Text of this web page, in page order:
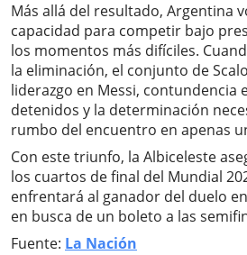
Más allá del resultado, Argentina
capacidad para competir bajo
los momentos más difíciles.
la eliminación, el conjunto de
liderazgo en Messi, contundencia
detenidos y la determinación
rumbo del encuentro en apenas
Con este triunfo, la Albiceleste
los cuartos de final del Mundial
enfrentará al ganador del duelo
en busca de un boleto a las
Fuente: La Nación